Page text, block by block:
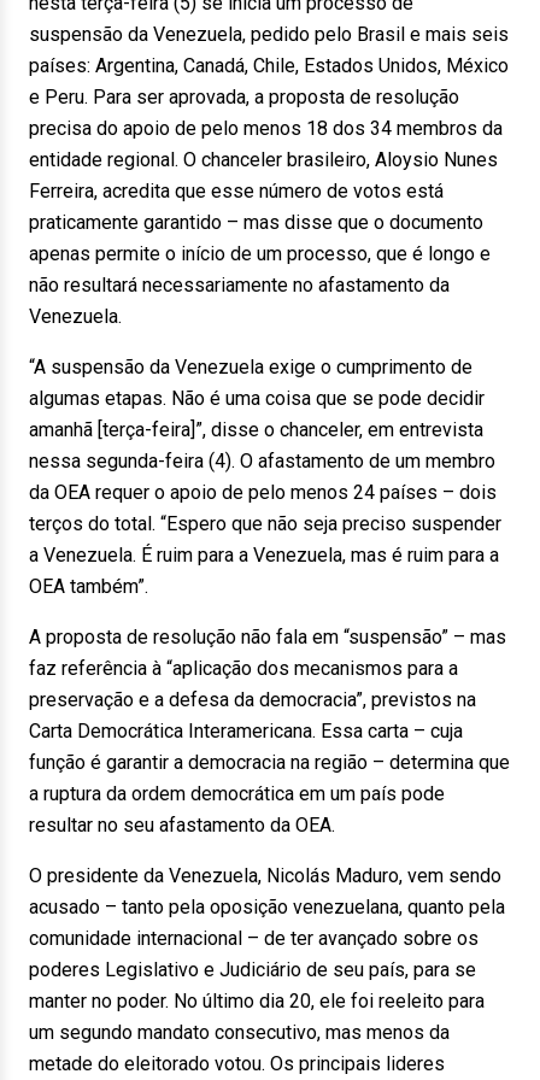
suspensão da Venezuela, pedido pelo Brasil e mais seis
países: Argentina, Canadá, Chile, Estados Unidos, México
e Peru. Para ser aprovada, a proposta de resolução
precisa do apoio de pelo menos 18 dos 34 membros da
entidade regional. O chanceler brasileiro, Aloysio Nunes
Ferreira, acredita que esse número de votos está
praticamente garantido – mas disse que o documento
apenas permite o início de um processo, que é longo e
não resultará necessariamente no afastamento da
Venezuela.
“A suspensão da Venezuela exige o cumprimento de
algumas etapas. Não é uma coisa que se pode decidir
amanhã [terça-feira]”, disse o chanceler, em entrevista
nessa segunda-feira (4). O afastamento de um membro
da OEA requer o apoio de pelo menos 24 países – dois
terços do total. “Espero que não seja preciso suspender
a Venezuela. É ruim para a Venezuela, mas é ruim para a
OEA também”.
A proposta de resolução não fala em “suspensão” – mas
faz referência à “aplicação dos mecanismos para a
preservação e a defesa da democracia”, previstos na
Carta Democrática Interamericana. Essa carta – cuja
função é garantir a democracia na região – determina que
a ruptura da ordem democrática em um país pode
resultar no seu afastamento da OEA.
O presidente da Venezuela, Nicolás Maduro, vem sendo
acusado – tanto pela oposição venezuelana, quanto pela
comunidade internacional – de ter avançado sobre os
poderes Legislativo e Judiciário de seu país, para se
manter no poder. No último dia 20, ele foi reeleito para
um segundo mandato consecutivo, mas menos da
metade do eleitorado votou. Os principais lideres